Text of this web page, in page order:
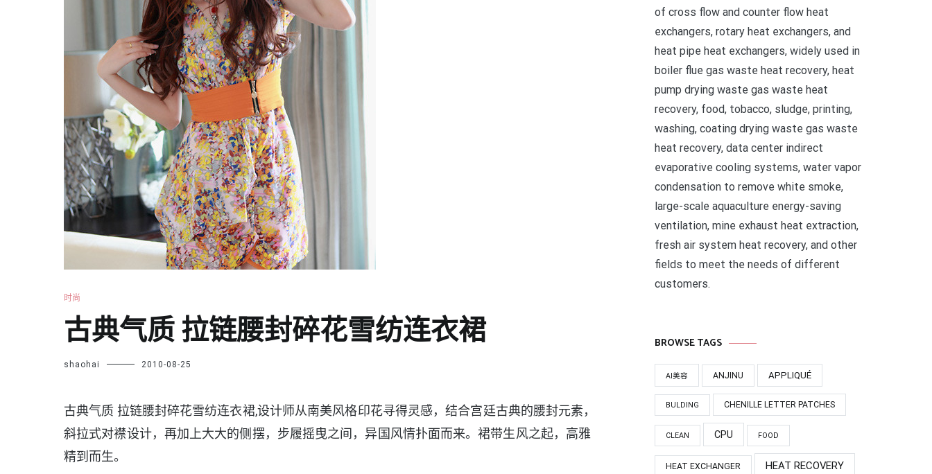
时尚
古典气质 拉链腰封碎花雪纺连衣裙
shaohai 2010-08-25
古典气质 拉链腰封碎花雪纺连衣裙,设计师从南美风格印花寻得灵感，结合宫廷古典的腰封元素，
斜拉式对襟设计，再加上大大的侧摆，步履摇曳之间，异国风情扑面而来。裙带生风之起，高雅
精到而生。
of cross flow and counter flow heat
exchangers, rotary heat exchangers, and
heat pipe heat exchangers, widely used in
boiler flue gas waste heat recovery, heat
pump drying waste gas waste heat
recovery, food, tobacco, sludge, printing,
washing, coating drying waste gas waste
heat recovery, data center indirect
evaporative cooling systems, water vapor
condensation to remove white smoke,
large-scale aquaculture energy-saving
ventilation, mine exhaust heat extraction,
fresh air system heat recovery, and other
fields to meet the needs of different
customers.
BROWSE TAGS
AI美容 ANJINU APPLIQUÉ
BULDING CHENILLE LETTER PATCHES
CLEAN CPU FOOD
HEAT EXCHANGER HEAT RECOVERY